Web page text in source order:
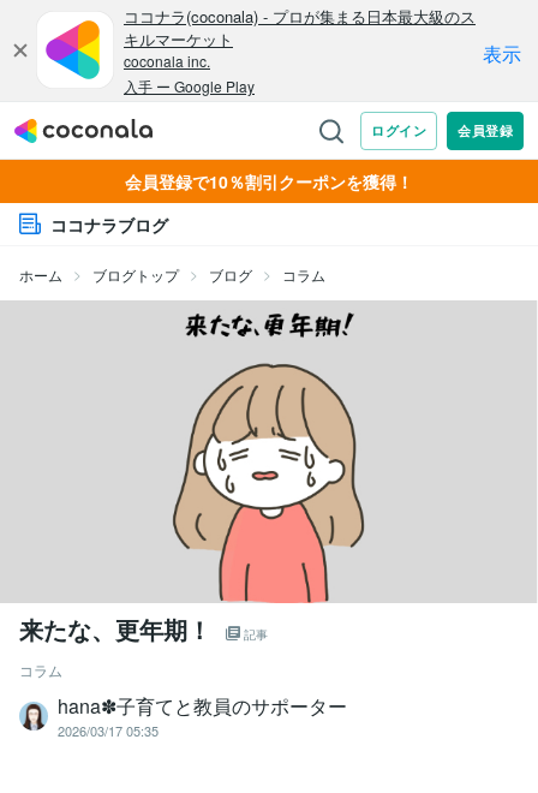
会員登録で10％割引クーポンを獲得！
ココナラブログ
ホーム ブログトップ ブログ コラム
来たな、更年期！ 記事
コラム
hana✽子育てと教員のサポーター
2026/03/17 05:35